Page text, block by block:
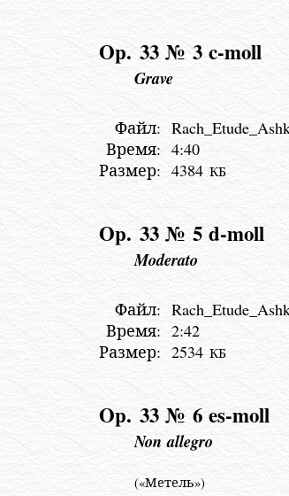
Op. 33 № 3 c-moll
Grave
Файл:
Время: 4:40
Размер: 4384 КБ
Op. 33 № 5 d-moll
Moderato
Файл:
Время: 2:42
Размер: 2534 КБ
Op. 33 № 6 es-moll
Non allegro
(«Метель»)